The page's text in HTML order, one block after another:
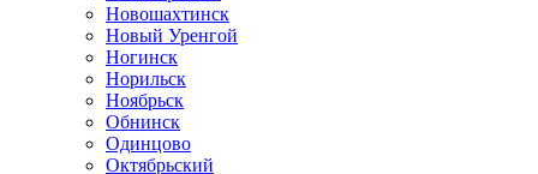
Новошахтинск
Новый Уренгой
Ногинск
Норильск
Ноябрьск
Обнинск
Одинцово
Октябрьский